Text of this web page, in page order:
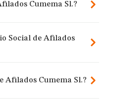
Cumema Sl.?
Social de Afilados
Afilados Cumema Sl.?